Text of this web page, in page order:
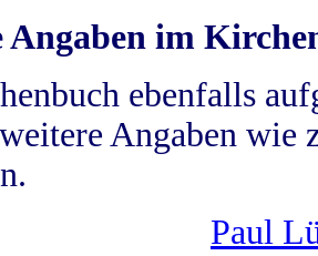
Angaben im
ebenfalls
Angaben wie
Paul